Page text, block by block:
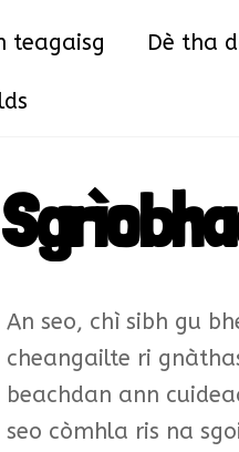
teagaisg Dè tha
An seo, chì sibh gu
cheangailte ri
beachdan ann
seo còmhla ris na